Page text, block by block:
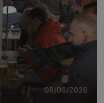
08/06/2026